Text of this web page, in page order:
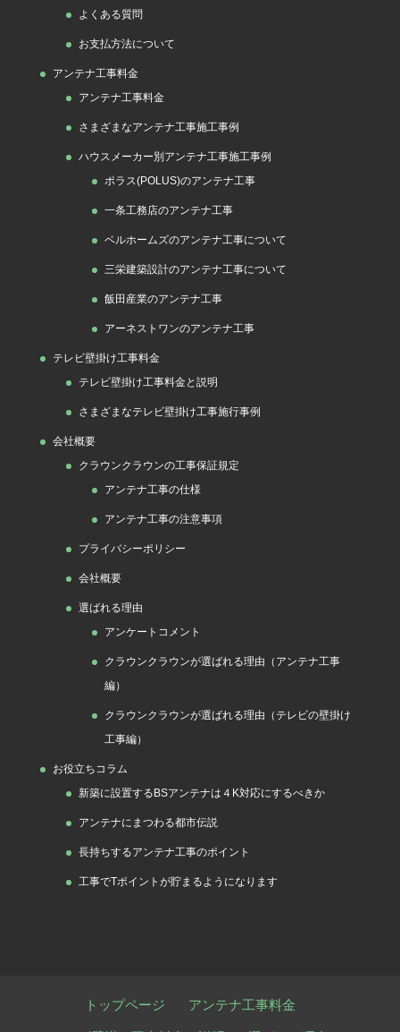
よくある質問
お支払方法について
アンテナ工事料金
アンテナ工事料金
さまざまなアンテナ工事施工事例
ハウスメーカー別アンテナ工事施工事例
ポラス(POLUS)のアンテナ工事
一条工務店のアンテナ工事
ベルホームズのアンテナ工事について
三栄建築設計のアンテナ工事について
飯田産業のアンテナ工事
アーネストワンのアンテナ工事
テレビ壁掛け工事料金
テレビ壁掛け工事料金と説明
さまざまなテレビ壁掛け工事施行事例
会社概要
クラウンクラウンの工事保証規定
アンテナ工事の仕様
アンテナ工事の注意事項
プライバシーポリシー
会社概要
選ばれる理由
アンケートコメント
クラウンクラウンが選ばれる理由（アンテナ工事
編）
クラウンクラウンが選ばれる理由（テレビの壁掛け
工事編）
お役立ちコラム
新築に設置するBSアンテナは４K対応にするべきか
アンテナにまつわる都市伝説
長持ちするアンテナ工事のポイント
工事でTポイントが貯まるようになります
トップページ アンテナ工事料金